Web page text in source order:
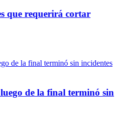
que requerirá cortar
de la final terminó sin